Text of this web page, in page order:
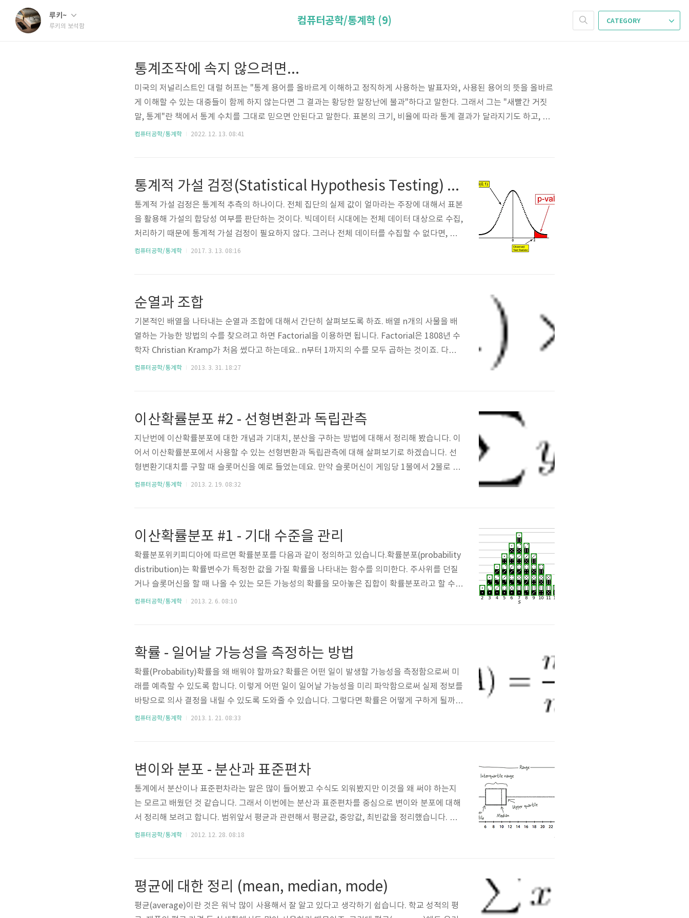
루키~
루키의 보석함
CATEGORY
컴퓨터공학/통계학 (9)
통계조작에 속지 않으려면...
미국의 저널리스트인 대럴 허프는 "통계 용어를 올바르게 이해하고 정직하게 사용하는 발표자와, 사용된 용어의 뜻을 올바르
게 이해할 수 있는 대중들이 함께 하지 않는다면 그 결과는 황당한 말장난에 불과"하다고 말한다. 그래서 그는 "새빨간 거짓
말, 통계"란 책에서 통계 수치를 그대로 믿으면 안된다고 말한다. 표본의 크기, 비율에 따라 통계 결과가 달라지기도 하고, 산
술평균값, 중앙값, 최빈값 등 어떤 평균을 사용하느냐에 따라 의미가 달라지기도 하고, 그래프 축의 간격만 바꿔도 시각적으
컴퓨터공학/통계학 2022. 12. 13. 08:41
통계적 가설 검정(Statistical Hypothesis Testing) 절차
통계적 가설 검정은 통계적 추측의 하나이다. 전체 집단의 실제 값이 얼마라는 주장에 대해서 표본
을 활용해 가설의 합당성 여부를 판단하는 것이다. 빅데이터 시대에는 전체 데이터 대상으로 수집,
처리하기 때문에 통계적 가설 검정이 필요하지 않다. 그러나 전체 데이터를 수집할 수 없다면, 통
계적으로 가설이 적합한지를 결정하기 위해 반드시 필요한 절차다. 통계적 가설 검정 절차 통계적
값으로 로 표시한다. 여론조사..
컴퓨터공학/통계학 2017. 3. 13. 08:16
순열과 조합
기본적인 배열을 나타내는 순열과 조합에 대해서 간단히 살펴보도록 하죠. 배열 n개의 사물을 배
열하는 가능한 방법의 수를 찾으려고 하면 Factorial을 이용하면 됩니다. Factorial은 1808년 수
학자 Christian Kramp가 처음 썼다고 하는데요.. n부터 1까지의 수를 모두 곱하는 것이죠. 다른
형식으로는 다음과 같이 사용할 수 있습니다. 파이는 곱을 의미하니 한번 기억해 두면 좋을 듯 합
컴퓨터공학/통계학 2013. 3. 31. 18:27
이산확률분포 #2 - 선형변환과 독립관측
지난번에 이산확률분포에 대한 개념과 기대치, 분산을 구하는 방법에 대해서 정리해 봤습니다. 이
어서 이산확률분포에서 사용할 수 있는 선형변환과 독립관측에 대해 살펴보기로 하겠습니다. 선
형변환기대치를 구할 때 슬롯머신을 예로 들었는데요. 만약 슬롯머신이 게임당 1불에서 2불로 오
르고. 당첨금도 5배가 올랐다고 생각해 보죠.. 이 경우, 기대치를 구하기 위해서는 각 수익에 대한
나씩 계산하지 않고 이런 정보를 ..
컴퓨터공학/통계학 2013. 2. 19. 08:32
이산확률분포 #1 - 기대 수준을 관리
확률분포위키피디아에 따르면 확률분포를 다음과 같이 정의하고 있습니다.확률분포(probability
distribution)는 확률변수가 특정한 값을 가질 확률을 나타내는 함수를 의미한다. 주사위를 던질
거나 슬롯머신을 할 때 나올 수 있는 모든 가능성의 확률을 모아놓은 집합이 확률분포라고 할 수
있습니다. 다음 그림을 보면 주사위 두개를 던졌을 때 나올 수 있는 두 주사위의 합을 확률분포로
한 값 x를 가질 확률을 위..
컴퓨터공학/통계학 2013. 2. 6. 08:10
확률 - 일어날 가능성을 측정하는 방법
확률(Probability)확률을 왜 배워야 할까요? 확률은 어떤 일이 발생할 가능성을 측정함으로써 미
래를 예측할 수 있도록 합니다. 이렇게 어떤 일이 일어날 가능성을 미리 파악함으로써 실제 정보를
바탕으로 의사 결정을 내릴 수 있도록 도와줄 수 있습니다. 그렇다면 확률은 어떻게 구하게 될까
요? 확률은 0과 1사이의 값을 갖게 되는데요. A라는 사건이 일어날 확률을 구하는 방식은 다음과
어나지 않..
컴퓨터공학/통계학 2013. 1. 21. 08:33
변이와 분포 - 분산과 표준편차
통계에서 분산이나 표준편차라는 말은 많이 들어봤고 수식도 외워봤지만 이것을 왜 써야 하는지
는 모르고 배웠던 것 같습니다. 그래서 이번에는 분산과 표준편차를 중심으로 변이와 분포에 대해
서 정리해 보려고 합니다. 범위앞서 평균과 관련해서 평균값, 중앙값, 최빈값을 정리했습니다. 만
약 여러 사람의 데이터를 비교하려고 하는데 평균이 모두 동일한 경우라면, 데이터의 분포를 통해
하는데요. 다음 그림(box and whiske..
컴퓨터공학/통계학 2012. 12. 28. 08:18
평균에 대한 정리 (mean, median, mode)
평균(average)이란 것은 워낙 많이 사용해서 잘 알고 있다고 생각하기 쉽습니다. 학교 성적의 평